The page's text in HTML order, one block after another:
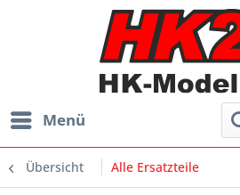
Menü
Übersicht Alle Ersatzteile